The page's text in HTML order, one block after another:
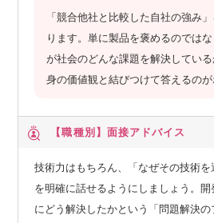
「競合他社と比較した自社の強み
ります。単に製品を褒めるのでは
が社会のどんな課題を解決してい
身の価値観と結びつけて答えるのが
【職種別】 面接アドバイス
技術力はもちろん、「なぜその技術
を明確に話せるようにしましょう。
にどう解決したかという「問題解決